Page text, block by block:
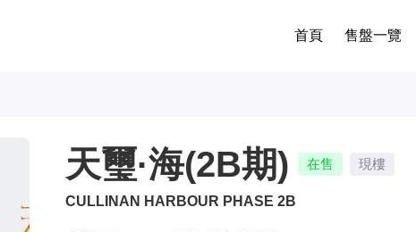
首頁 售盤一覽
天璽·海(2B期) 在售 現樓
CULLINAN HARBOUR PHASE 2B